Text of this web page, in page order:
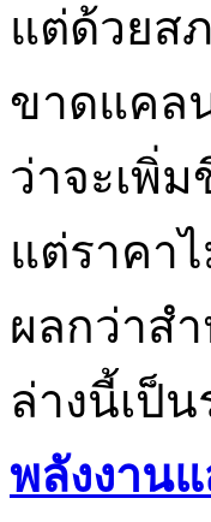
แต่ด้วยส
ขาดแคล
ว่าจะเพิ่
แต่ราคา
ผลกว่าส
ล่างนี้เป็
พลังงาน